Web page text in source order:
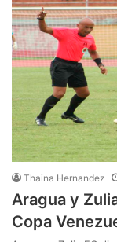
Thaina Hernandez
Aragua y
Copa